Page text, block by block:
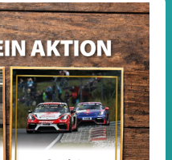
Sofort versandfertig, Lieferfrist 1-3
inkl. MwSt. zzgl.
in den Warenkorb